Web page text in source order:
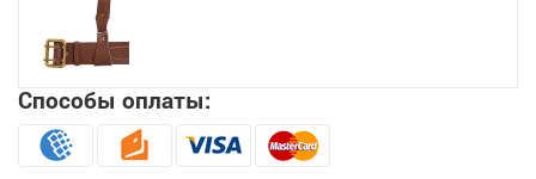
Способы оплаты: